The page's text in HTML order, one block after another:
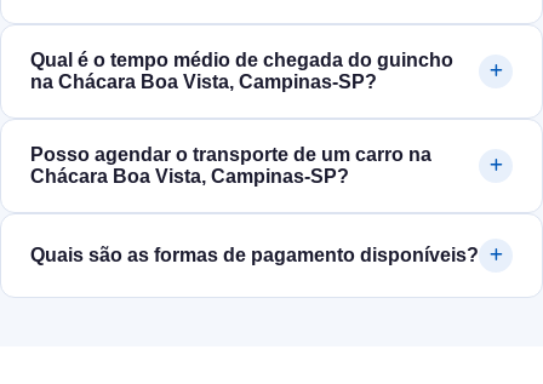
Qual é o tempo médio de chegada do guincho
na Chácara Boa Vista, Campinas‑SP?
Posso agendar o transporte de um carro na
Chácara Boa Vista, Campinas‑SP?
Quais são as formas de pagamento disponíveis?